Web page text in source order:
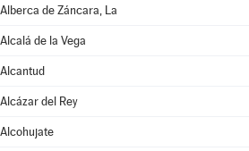
Alberca de Záncara, La
Alcalá de la Vega
Alcantud
Alcázar del Rey
Alcohujate